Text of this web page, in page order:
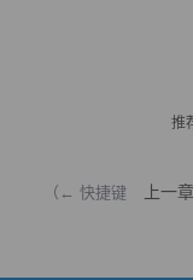
推
（← 快捷键 上一章